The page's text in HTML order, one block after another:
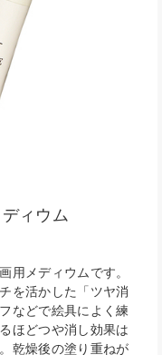
ィウム
用メディウムです。
を活かした「ツヤ消
などで絵具によく練
ほどつや消し効果は
乾燥後の塗り重ねが